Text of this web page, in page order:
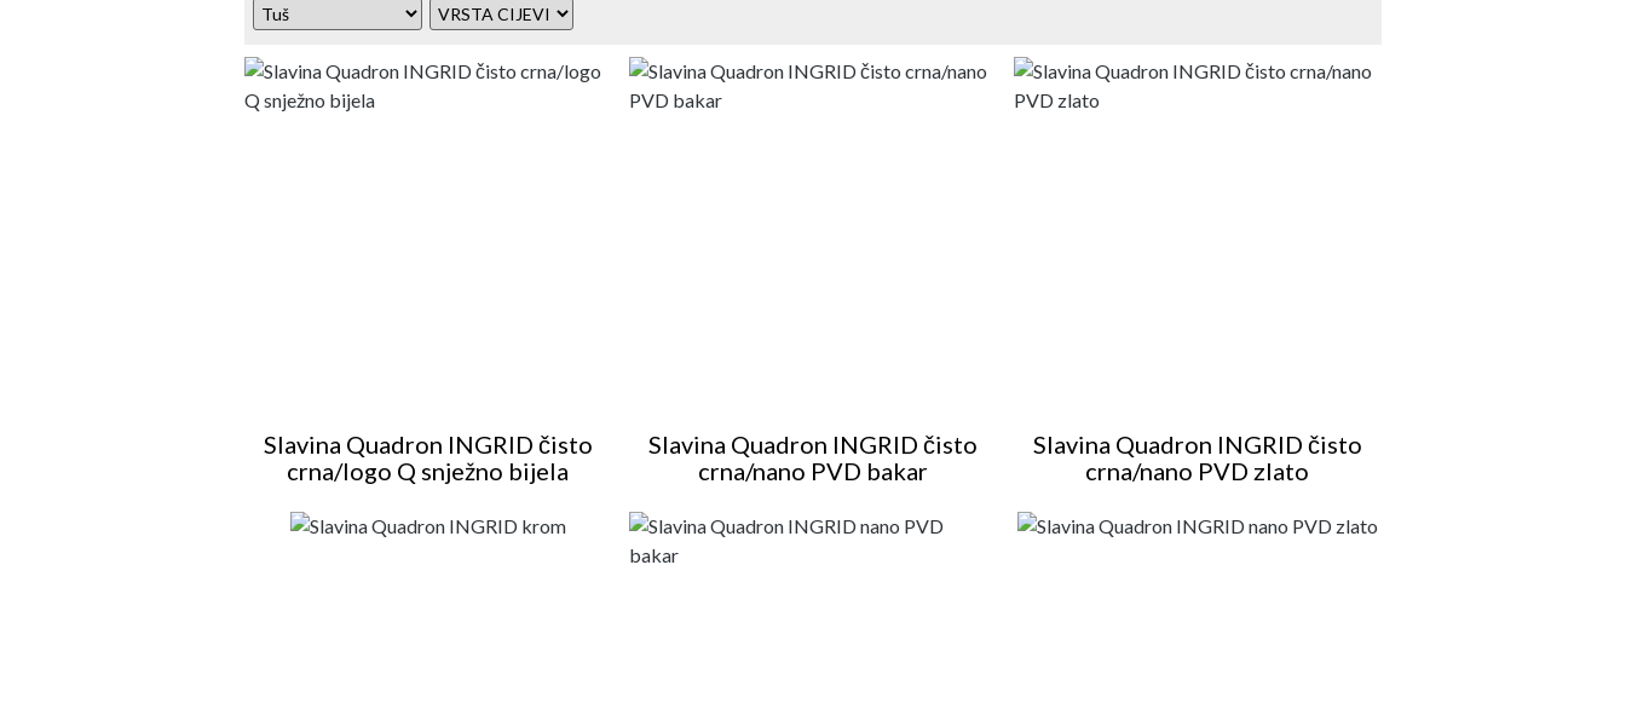
Slavina Quadron INGRID čisto
crna/logo Q snježno bijela
Slavina Quadron INGRID čisto
crna/nano PVD bakar
Slavina Quadron INGRID čisto
crna/nano PVD zlato